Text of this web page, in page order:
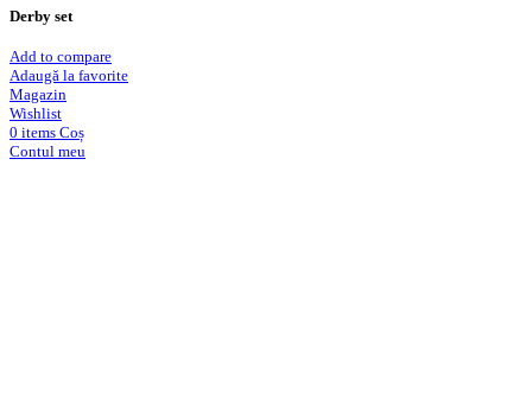
Derby set
Add to compare
Adaugă la favorite
Magazin
Wishlist
0 items Coș
Contul meu